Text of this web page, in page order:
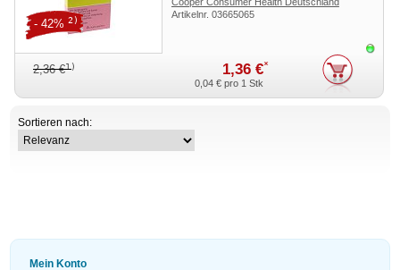
GmbH
Artikelnr. 03665065
2,36 €1) 1,36 €*
- 42%2)
0,04 €pro 1 Stk
Sortieren nach:
Mein Konto